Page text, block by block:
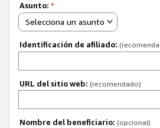
Asunto: *
Selecciona un asunto
Identificación de afiliado:
URL del sitio web: (recomendado)
Nombre del beneficiario: (opcional)